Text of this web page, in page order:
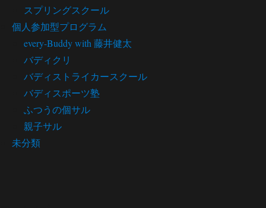
スプリングスクール
個人参加型プログラム
every-Buddy with 藤井健太
バディクリ
バディストライカースクール
バディスポーツ塾
ふつうの個サル
親子サル
未分類